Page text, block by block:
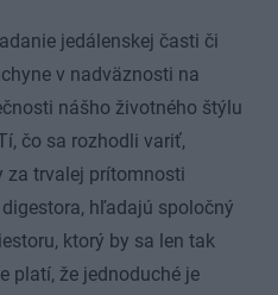
jedálenskej časti či
v nadväznosti na
nášho životného štýlu
čo sa rozhodli variť,
trvalej prítomnosti
hľadajú spoločný
ktorý by sa len tak
platí, že jednoduché je